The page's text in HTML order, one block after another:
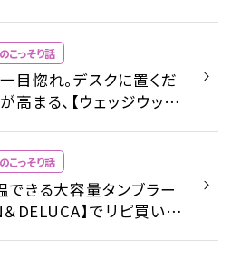
こっそり話
目惚れ。デスクに置くだ
高まる、【ウェッジウッ
り話 - ビューティ | SPUR
こっそり話
できる大容量タンブラー
＆DELUCA】でリピ買いし